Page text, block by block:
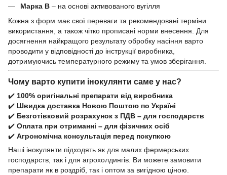
Марка В – на основі активованого вугілля
Кожна з форм має свої переваги та рекомендовані терміни
використання, а також чітко прописані норми внесення. Для
досягнення найкращого результату обробку насіння варто
проводити у відповідності до інструкції виробника,
дотримуючись температурного режиму та умов зберігання.
Чому варто купити інокулянти саме у нас?
✔️ 100% оригінальні препарати від виробника
✔️ Швидка доставка Новою Поштою по Україні
✔️ Безготівковий розрахунок з ПДВ – для господарств
✔️ Оплата при отриманні – для фізичних осіб
✔️ Агрономічна консультація перед покупкою
Наші інокулянти підходять як для малих фермерських
господарств, так і для агрохолдингів. Ви можете замовити
препарати як в роздріб, так і оптом за вигідною ціною.